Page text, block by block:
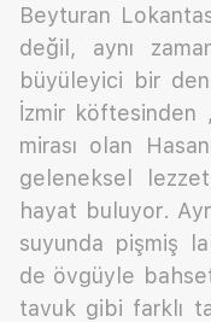
Beyturan
değil, aynı
büyüleyici bir
İzmir köftesinden
mirası olan
geleneksel
hayat buluyor.
suyunda pişmiş
de övgüyle
tavuk gibi farklı